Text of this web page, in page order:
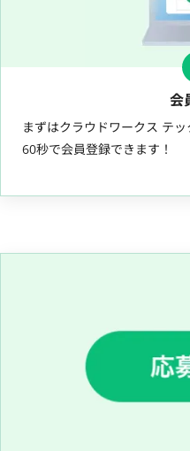
会
まずはクラウドワークス テッ
60秒で会員登録できます！